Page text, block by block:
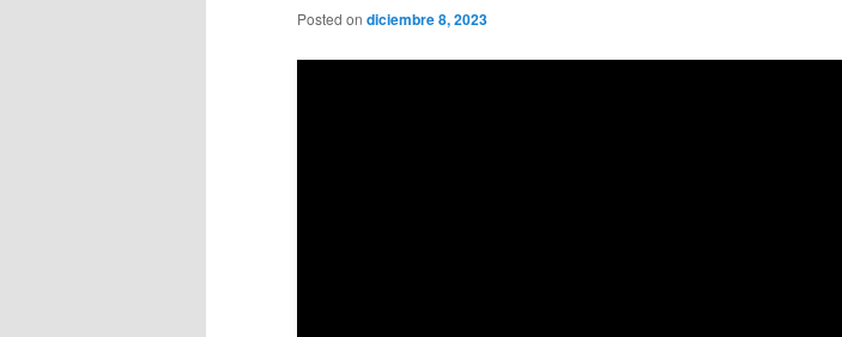
Posted on diciembre 8, 2023